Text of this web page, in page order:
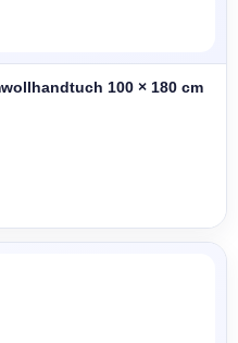
100 × 180 cm